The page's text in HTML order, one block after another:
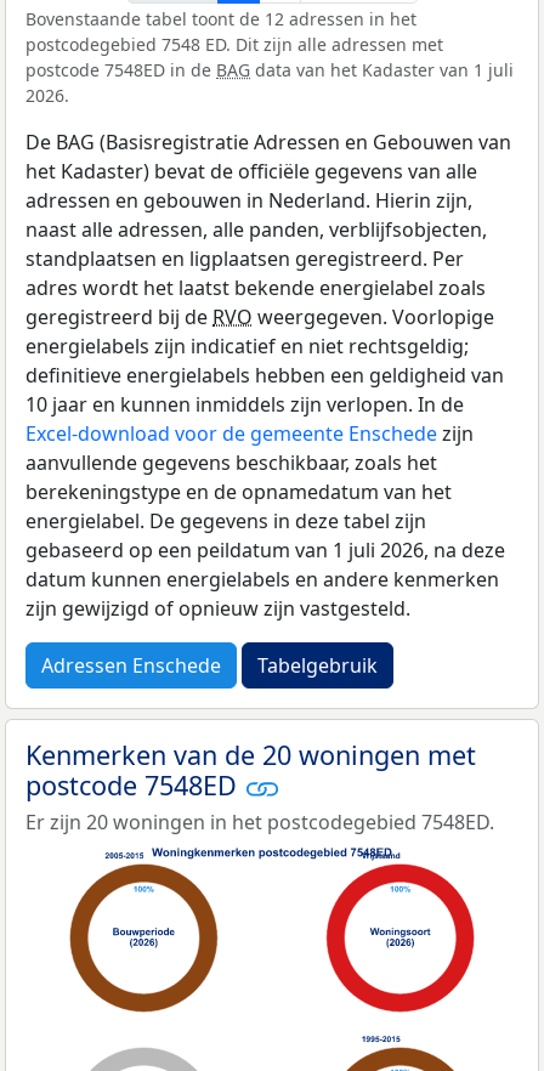
Bovenstaande tabel toont de 12 adressen in het
postcodegebied 7548 ED. Dit zijn alle adressen met
postcode 7548ED in de BAG data van het Kadaster van 1 juli
2026.
De BAG (Basisregistratie Adressen en Gebouwen van
het Kadaster) bevat de officiële gegevens van alle
adressen en gebouwen in Nederland. Hierin zijn,
naast alle adressen, alle panden, verblijfsobjecten,
standplaatsen en ligplaatsen geregistreerd. Per
adres wordt het laatst bekende energielabel zoals
geregistreerd bij de RVO weergegeven. Voorlopige
energielabels zijn indicatief en niet rechtsgeldig;
definitieve energielabels hebben een geldigheid van
10 jaar en kunnen inmiddels zijn verlopen. In de
Excel-download voor de gemeente Enschedezijn
aanvullende gegevens beschikbaar, zoals het
berekeningstype en de opnamedatum van het
energielabel. De gegevens in deze tabel zijn
gebaseerd op een peildatum van 1 juli 2026, na deze
datum kunnen energielabels en andere kenmerken
zijn gewijzigd of opnieuw zijn vastgesteld.
Adressen Enschede Tabelgebruik
Kenmerken van de 20 woningen met
postcode 7548ED
Er zijn 20 woningen in het postcodegebied 7548ED.